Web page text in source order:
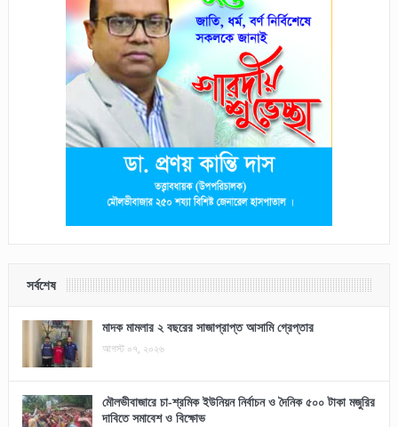
সর্বশেষ
মাদক মামলার ২ বছরের সাজাপ্রাপ্ত আসামি গ্রেপ্তার
আগস্ট ০৭, ২০২৬
মৌলভীবাজারে চা-শ্রমিক ইউনিয়ন নির্বাচন ও দৈনিক ৫০০ টাকা মজুরির
দাবিতে সমাবেশ ও বিক্ষোভ